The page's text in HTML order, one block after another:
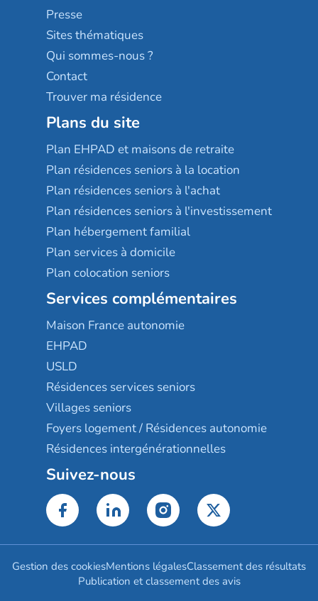
Sérénys
Résidences services Villa Médicis
Presse
Sites thématiques
Qui sommes-nous ?
Contact
Trouver ma résidence
Plans du site
Plan EHPAD et maisons de retraite
Plan résidences seniors à la location
Plan résidences seniors à l'achat
Plan résidences seniors à l'investissement
Plan hébergement familial
Plan services à domicile
Plan colocation seniors
Services complémentaires
Maison France autonomie
EHPAD
USLD
Résidences services seniors
Villages seniors
Foyers logement / Résidences autonomie
Résidences intergénérationnelles
Suivez-nous
Gestion des cookiesMentions légalesClassement des résultats
Publication et classement des avis